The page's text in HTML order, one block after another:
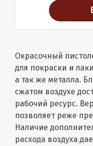
Окрасочный
для покраски и
а так же металла.
сжатом воздухе
рабочий ресурс.
позволяет реже
Наличие
расхода воздуха